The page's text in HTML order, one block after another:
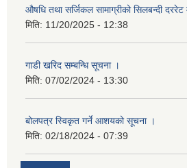
औषधि तथा सर्जिकल सामाग्रीको सिलबन्दी दररेट
मिति: 11/20/2025 - 12:38
गाडी खरिद सम्बन्धि सूचना ।
मिति: 07/02/2024 - 13:30
बोलपत्र स्विकृत गर्ने आशयको सूचना ।
मिति: 02/18/2024 - 07:39